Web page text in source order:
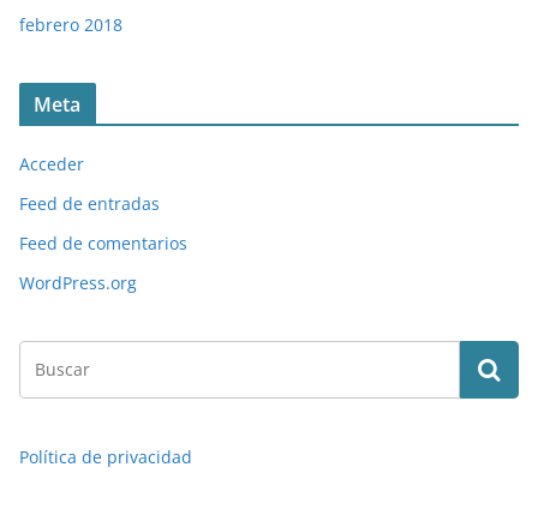
febrero 2018
Meta
Acceder
Feed de entradas
Feed de comentarios
WordPress.org
Política de privacidad